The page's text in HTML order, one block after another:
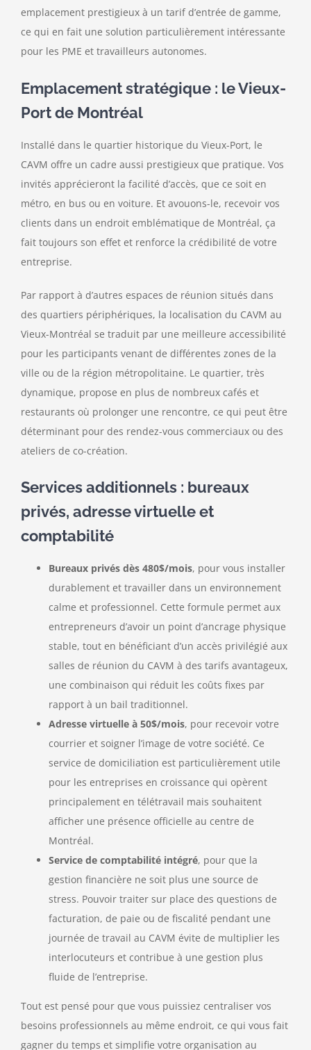
emplacement prestigieux à un tarif d’entrée de gamme,
ce qui en fait une solution particulièrement intéressante
pour les PME et travailleurs autonomes.
Emplacement stratégique : le Vieux-
Port de Montréal
Installé dans le quartier historique du Vieux-Port, le
CAVM offre un cadre aussi prestigieux que pratique. Vos
invités apprécieront la facilité d’accès, que ce soit en
métro, en bus ou en voiture. Et avouons-le, recevoir vos
clients dans un endroit emblématique de Montréal, ça
fait toujours son effet et renforce la crédibilité de votre
entreprise.
Par rapport à d’autres espaces de réunion situés dans
des quartiers périphériques, la localisation du CAVM au
Vieux-Montréal se traduit par une meilleure accessibilité
pour les participants venant de différentes zones de la
ville ou de la région métropolitaine. Le quartier, très
dynamique, propose en plus de nombreux cafés et
restaurants où prolonger une rencontre, ce qui peut être
déterminant pour des rendez-vous commerciaux ou des
ateliers de co-création.
Services additionnels : bureaux
privés, adresse virtuelle et
comptabilité
Bureaux privés dès 480$/mois, pour vous installer
durablement et travailler dans un environnement
calme et professionnel. Cette formule permet aux
entrepreneurs d’avoir un point d’ancrage physique
stable, tout en bénéficiant d’un accès privilégié aux
salles de réunion du CAVM à des tarifs avantageux,
une combinaison qui réduit les coûts fixes par
rapport à un bail traditionnel.
Adresse virtuelle à 50$/mois, pour recevoir votre
courrier et soigner l’image de votre société. Ce
service de domiciliation est particulièrement utile
pour les entreprises en croissance qui opèrent
principalement en télétravail mais souhaitent
afficher une présence officielle au centre de
Montréal.
Service de comptabilité intégré, pour que la
gestion financière ne soit plus une source de
stress. Pouvoir traiter sur place des questions de
facturation, de paie ou de fiscalité pendant une
journée de travail au CAVM évite de multiplier les
interlocuteurs et contribue à une gestion plus
fluide de l’entreprise.
Tout est pensé pour que vous puissiez centraliser vos
besoins professionnels au même endroit, ce qui vous fait
gagner du temps et simplifie votre organisation au